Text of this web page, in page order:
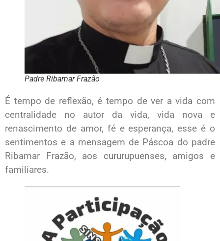
Padre Ribamar Frazão
É tempo de reflexão, é tempo de ver a vida com
centralidade no autor da vida, vida nova e
renascimento de amor, fé e esperança, esse é o
sentimentos e a mensagem de Páscoa do padre
Ribamar Frazão, aos cururupuenses, amigos e
familiares.